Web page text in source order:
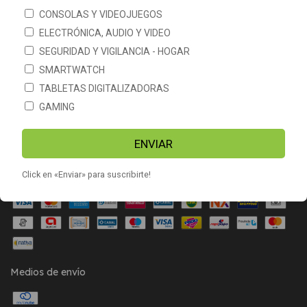
CATEGORÍAS
CONTACTÁNOS
Medios de pago
Medios de envío
CONSOLAS Y VIDEOJUEGOS
ELECTRÓNICA, AUDIO Y VIDEO
SEGURIDAD Y VIGILANCIA - HOGAR
SMARTWATCH
TABLETAS DIGITALIZADORAS
GAMING
ENVIAR
Click en «Enviar» para suscribirte!